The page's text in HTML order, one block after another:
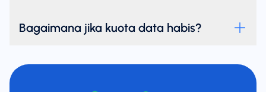
Bagaimana jika kuota data habis?